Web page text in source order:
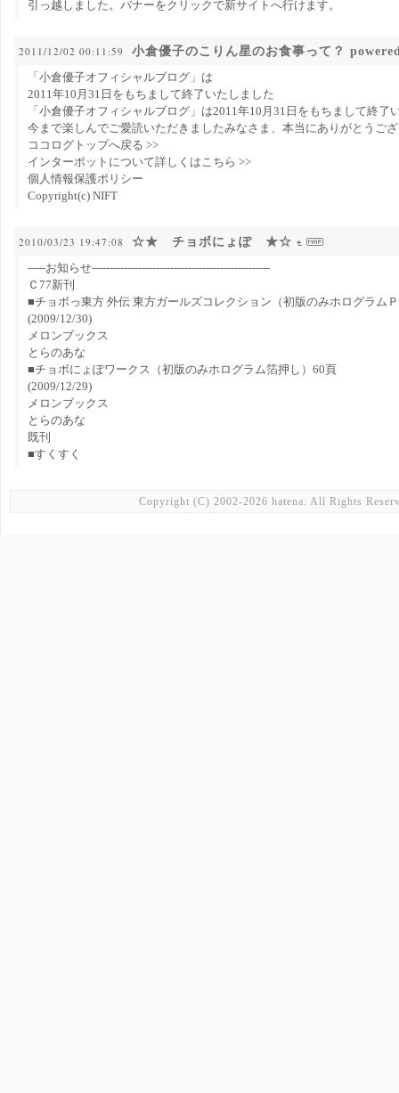
引っ越しました。バナーをクリックで新サイトへ行けます。
2011/12/02 00:11:59 小倉優子のこりん星のお食事って？
「小倉優子オフィシャルブログ」は
2011年10月31日をもちまして終了いたしました
「小倉優子オフィシャルブログ」は2011年10月31日をもちまして終了
今まで楽しんでご愛読いただきましたみなさま、本当にありがとうご
ココログトップへ戻る >>
インターポットについて詳しくはこちら >>
個人情報保護ポリシー
Copyright(c) NIFT
2010/03/23 19:47:08 ☆★ チョボにょぽ ★☆
-----お知らせ--------------------------------------------------
Ｃ77新刊
■チョボっ東方 外伝 東方ガールズコレクション（初版のみホログラム
(2009/12/30)
メロンブックス
とらのあな
■チョボにょぽワークス（初版のみホログラム箔押し）60頁
(2009/12/29)
メロンブックス
とらのあな
既刊
■すくすく
Copyright (C) 2002-2026 hatena. All Rights